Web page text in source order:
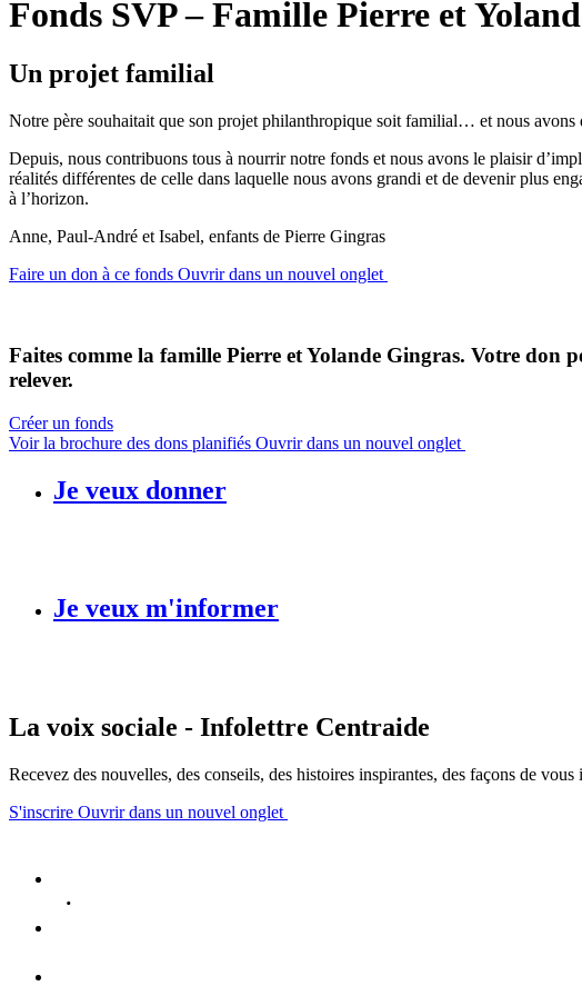
Fonds SVP – Famille Pierre et
Un projet familial
Notre père souhaitait que son projet philanthropique soit familial… et nous avons
Depuis, nous contribuons tous à nourrir notre fonds et nous avons le plaisir
réalités différentes de celle dans laquelle nous avons grandi et de devenir plus
à l’horizon.
Anne, Paul-André et Isabel, enfants de Pierre Gingras
Faire un don à ce fonds Ouvrir dans un nouvel onglet
Faites comme la famille Pierre et Yolande Gingras. Votre don
relever.
Créer un fonds
Voir la brochure des dons planifiés Ouvrir dans un nouvel onglet
Je veux donner
Je veux m'informer
La voix sociale - Infolettre Centraide
Recevez des nouvelles, des conseils, des histoires inspirantes, des façons de
S'inscrire Ouvrir dans un nouvel onglet